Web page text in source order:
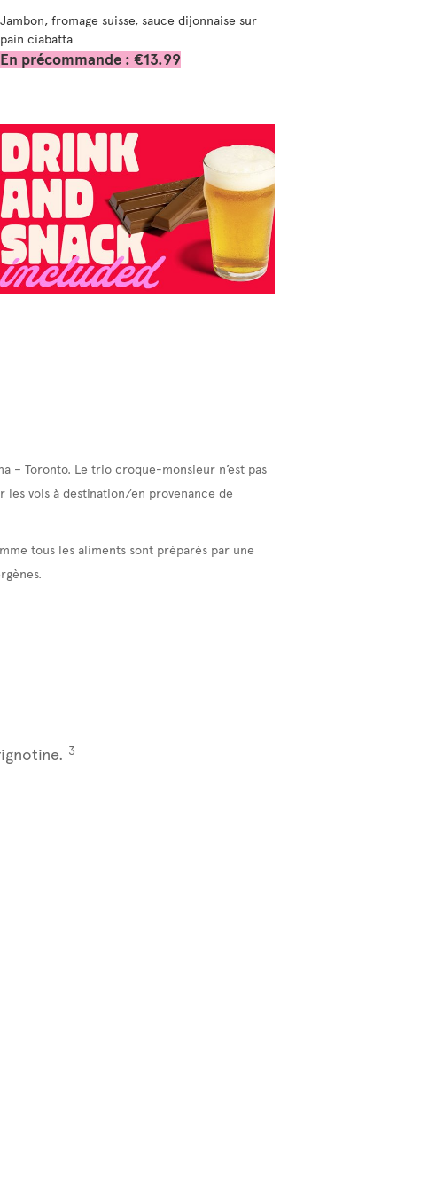
Jambon, fromage suisse, sauce dijonnaise sur
pain ciabatta
En précommande : €13.99
– Toronto. Le trio croque-monsieur n’est pas
les vols à destination/en provenance de
tous les aliments sont préparés par une
3